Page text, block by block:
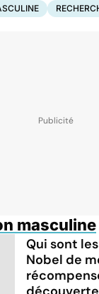
masculine
Qui sont
Nobel de